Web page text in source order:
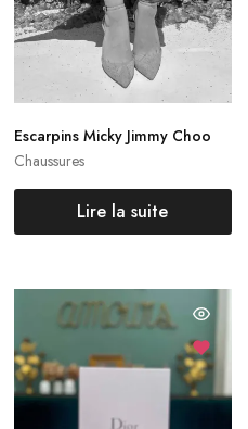
Chaussures
Escarpins Micky Jimmy Choo
Lire la suite